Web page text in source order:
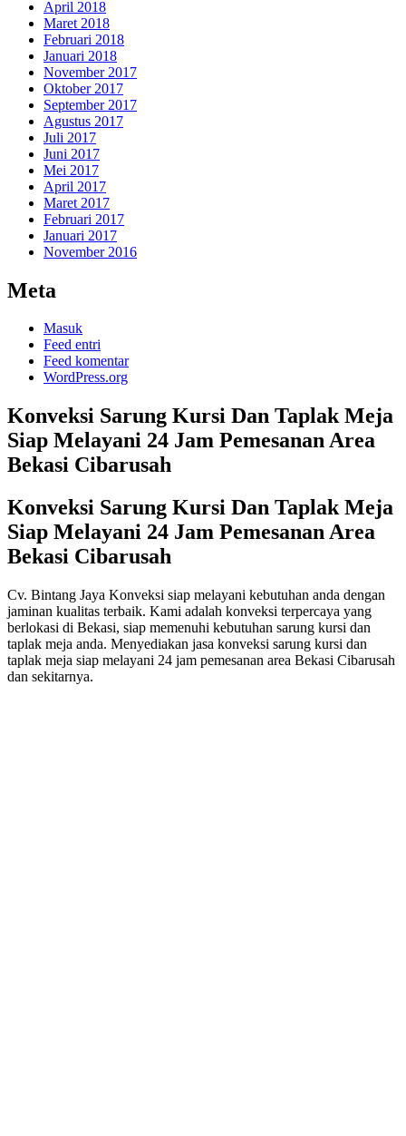
April 2018
Maret 2018
Februari 2018
Januari 2018
November 2017
Oktober 2017
September 2017
Agustus 2017
Juli 2017
Juni 2017
Mei 2017
April 2017
Maret 2017
Februari 2017
Januari 2017
November 2016
Meta
Masuk
Feed entri
Feed komentar
WordPress.org
Konveksi Sarung Kursi Dan Taplak Meja
Siap Melayani 24 Jam Pemesanan Area
Bekasi Cibarusah
Konveksi Sarung Kursi Dan Taplak Meja
Siap Melayani 24 Jam Pemesanan Area
Bekasi Cibarusah
Cv. Bintang Jaya Konveksi siap melayani kebutuhan anda dengan
jaminan kualitas terbaik. Kami adalah konveksi terpercaya yang
berlokasi di Bekasi, siap memenuhi kebutuhan sarung kursi dan
taplak meja anda. Menyediakan jasa konveksi sarung kursi dan
taplak meja siap melayani 24 jam pemesanan area Bekasi Cibarusah
dan sekitarnya.